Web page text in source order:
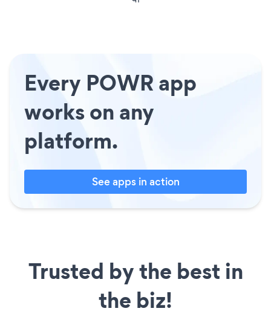
Every POWR app
works on any
platform.
See apps in action
Trusted by the best in
the biz!